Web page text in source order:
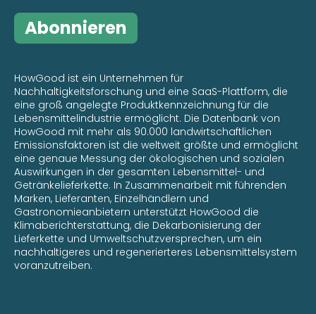
Abonnieren
HowGood ist ein Unternehmen für
Nachhaltigkeitsforschung und eine SaaS-Plattform, die
eine groß angelegte Produktkennzeichnung für die
Lebensmittelindustrie ermöglicht. Die Datenbank von
HowGood mit mehr als 90.000 landwirtschaftlichen
Emissionsfaktoren ist die weltweit größte und ermöglicht
eine genaue Messung der ökologischen und sozialen
Auswirkungen in der gesamten Lebensmittel- und
Getränkelieferkette. In Zusammenarbeit mit führenden
Marken, Lieferanten, Einzelhändlern und
Gastronomieanbietern unterstützt HowGood die
Klimaberichterstattung, die Dekarbonisierung der
Lieferkette und Umweltschutzversprechen, um ein
nachhaltigeres und regenerierteres Lebensmittelsystem
voranzutreiben.